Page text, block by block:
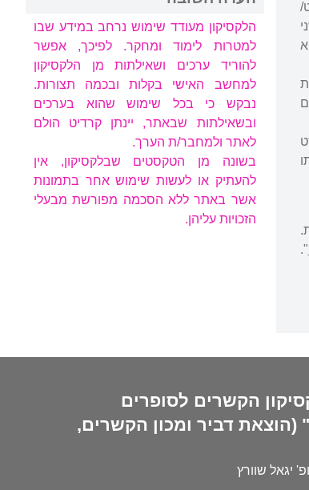
".
הלקסיקון מעודד שימוש נרחב במידע שבו
למטרות לימוד ומחקר. לפיכך, אפשר
להוריד ערכים ושאילתות מן הלקסיקון
למחשב האישי בקלות ובכמה תצורות.
נבקש כי בכל שימוש שהוא בערכים
ובשאילתות שבאתר, יינתן קרדיט הולם
לאתר ולמחבר/ת הערך.
בשונה מן הטקסטים שבלקסיקון, אין
להעתיק או לעשות שימוש אחר בתמונות
אשר באתר ללא הסכמה מפורשת מבעלי
הזכויות עליהן.
הקשרים לסופרים
(הוצאת דביר ומכון הקשרים,
יגאל שוורץ